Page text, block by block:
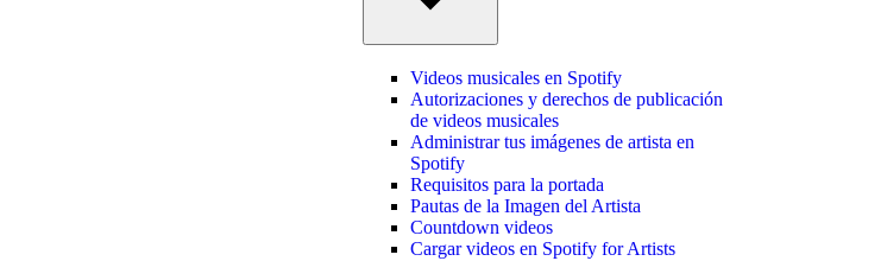
Videos musicales en Spotify
Autorizaciones y derechos de publicación
de videos musicales
Administrar tus imágenes de artista en
Spotify
Requisitos para la portada
Pautas de la Imagen del Artista
Countdown videos
Cargar videos en Spotify for Artists